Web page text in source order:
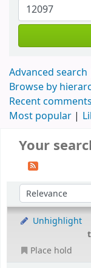
Advanced search
Browse by
Recent comments
Most popular
Your
Unhighlight
Place hold